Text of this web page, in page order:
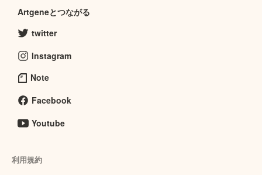
Artgeneとつながる
twitter
Instagram
Note
Facebook
Youtube
利用規約